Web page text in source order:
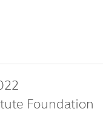
Foundation